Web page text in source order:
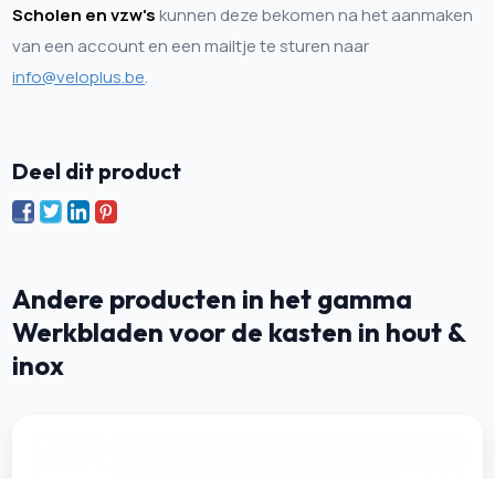
Scholen en vzw'skunnen deze bekomen na het aanmaken
van een account en een mailtje te sturen naar
info@veloplus.be.
Deel dit product
Andere producten in het gamma
Werkbladen voor de kasten in hout &
inox